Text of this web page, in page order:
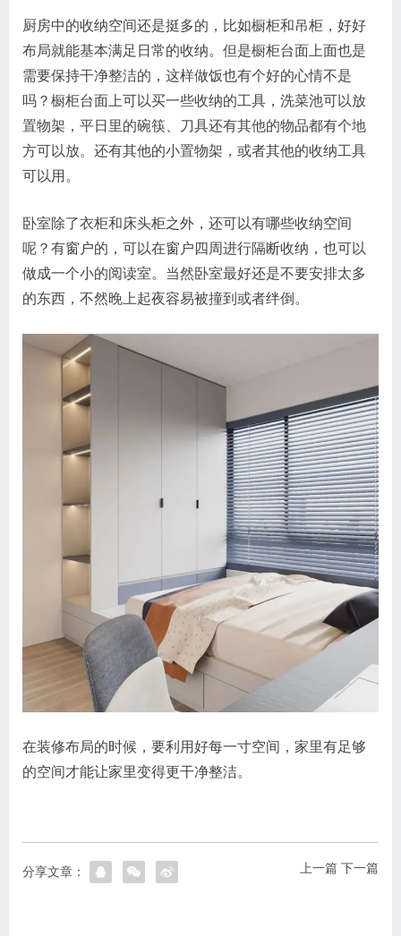
厨房中的收纳空间还是挺多的，比如橱柜和吊柜，好好
布局就能基本满足日常的收纳。但是橱柜台面上面也是
需要保持干净整洁的，这样做饭也有个好的心情不是
吗？橱柜台面上可以买一些收纳的工具，洗菜池可以放
置物架，平日里的碗筷、刀具还有其他的物品都有个地
方可以放。还有其他的小置物架，或者其他的收纳工具
可以用。
卧室除了衣柜和床头柜之外，还可以有哪些收纳空间
呢？有窗户的，可以在窗户四周进行隔断收纳，也可以
做成一个小的阅读室。当然卧室最好还是不要安排太多
的东西，不然晚上起夜容易被撞到或者绊倒。
在装修布局的时候，要利用好每一寸空间，家里有足够
的空间才能让家里变得更干净整洁。
上一篇 下一篇
分享文章：